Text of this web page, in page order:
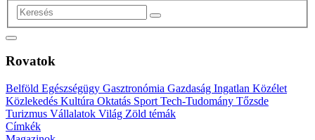
Rovatok
Belföld Egészségügy Gasztronómia Gazdaság Ingatlan Közélet
Közlekedés Kultúra Oktatás Sport Tech-Tudomány Tőzsde
Turizmus Vállalatok Világ Zöld témák
Címkék